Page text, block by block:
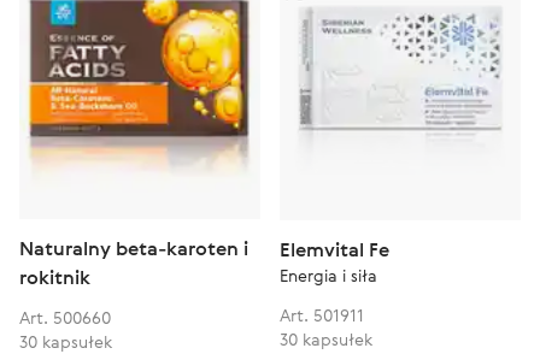
Naturalny beta-karoten i
rokitnik
Art. 500660
30 kapsułek
Elemvital Fe
Energia i siła
Art. 501911
30 kapsułek